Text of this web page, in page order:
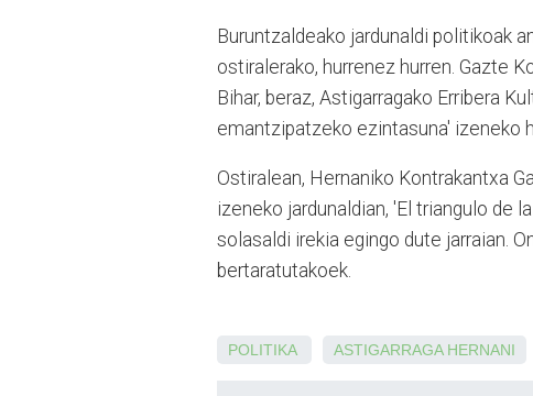
Buruntzaldeako jardunaldi politikoak
ostiralerako, hurrenez hurren. Gazte
Bihar, beraz, Astigarragako Erribera
emantzipatzeko ezintasuna' izeneko
Ostiralean, Hernaniko Kontrakantxa
izeneko jardunaldian, 'El triangulo de
solasaldi irekia egingo dute jarraian.
bertaratutakoek.
POLITIKA ASTIGARRAGA HERNANI